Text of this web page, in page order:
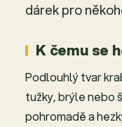
dárek pro
K čemu se
Podlouhlý tvar
tužky, brýle nebo
pohromadě a